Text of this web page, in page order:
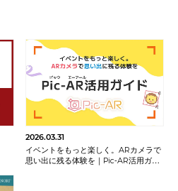
2026.03.31
イベントをもっと楽しく。ARカメラで
思い出に残る体験を｜Pic-AR活用ガイ